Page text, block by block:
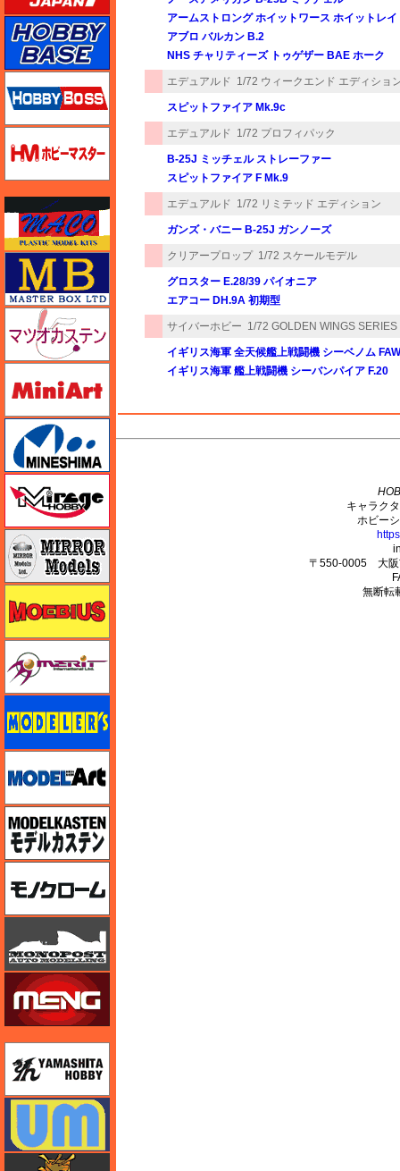
アームストロング ホイットワース ホイットレ
アブロ バルカン B.2
NHS チャリティーズ トゥゲザー BAE ホーク
エデュアルド 1/72 ウィークエンド エディショ
スピットファイア Mk.9c
エデュアルド 1/72 プロフィパック
B-25J ミッチェル ストレーファー
スピットファイア F Mk.9
エデュアルド 1/72 リミテッド エディション
ガンズ・バニー B-25J ガンノーズ
クリアープロップ 1/72 スケールモデル
グロスター E.28/39 パイオニア
エアコー DH.9A 初期型
サイバーホビー 1/72 GOLDEN WINGS SERIES
イギリス海軍 全天候艦上戦闘機 シーベノム
イギリス海軍 艦上戦闘機 シーバンパイア F.20
ホビーベース
ホビーマスター
マスターボックス
マツオカステン
M's PLUS
キャラク
ホビー
〒550-0005 大阪
無断転